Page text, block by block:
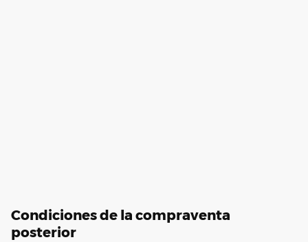
Condiciones de la compraventa
posterior